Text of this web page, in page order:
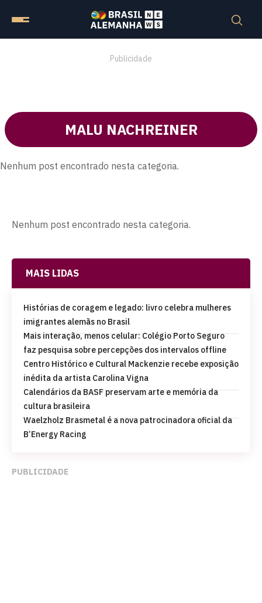
Publicidade
MALU NACHREINER
Nenhum post encontrado nesta categoria.
Nenhum post encontrado nesta categoria.
MAIS LIDAS
Histórias de coragem e legado: livro celebra mulheres
imigrantes alemãs no Brasil
Mais interação, menos celular: Colégio Porto Seguro
faz pesquisa sobre percepções dos intervalos offline
Centro Histórico e Cultural Mackenzie recebe exposição
inédita da artista Carolina Vigna
Calendários da BASF preservam arte e memória da
cultura brasileira
Waelzholz Brasmetal é a nova patrocinadora oficial da
B’Energy Racing
PUBLICIDADE